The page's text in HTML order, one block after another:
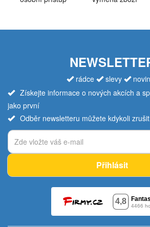
rádce slevy
Získejte informace o nových akcích a
jako první
Odběr newsletteru můžete kdykoli zrušit
Přihlásit